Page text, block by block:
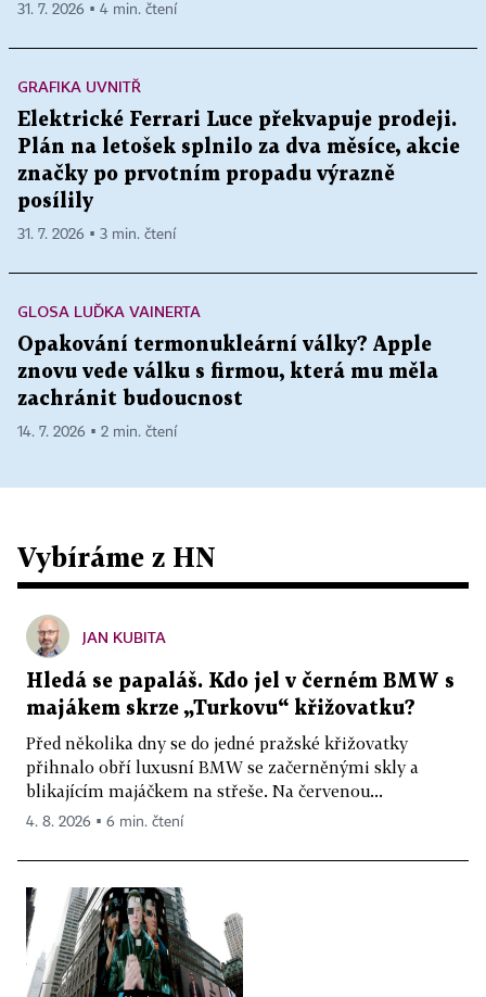
31. 7. 2026 ▪ 4 min. čtení
GRAFIKA UVNITŘ
Elektrické Ferrari Luce překvapuje prodeji.
Plán na letošek splnilo za dva měsíce, akcie
značky po prvotním propadu výrazně
posílily
31. 7. 2026 ▪ 3 min. čtení
GLOSA LUĎKA VAINERTA
Opakování termonukleární války? Apple
znovu vede válku s firmou, která mu měla
zachránit budoucnost
14. 7. 2026 ▪ 2 min. čtení
Vybíráme z HN
JAN KUBITA
Hledá se papaláš. Kdo jel v černém BMW s
majákem skrze „Turkovu“ křižovatku?
Před několika dny se do jedné pražské křižovatky
přihnalo obří luxusní BMW se začerněnými skly a
blikajícím majáčkem na střeše. Na červenou...
4. 8. 2026 ▪ 6 min. čtení